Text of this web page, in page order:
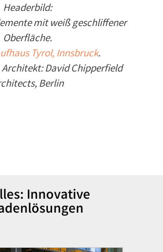
Headerbild:
mit weiß geschliffener
Oberfläche.
Tyrol, Innsbruck.
David Chipperfield
Berlin
Innovative